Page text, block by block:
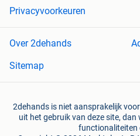
Privacyvoorkeuren
Over 2dehands
Sitemap
2dehands is niet aansprakelijk
uit het gebruik van deze site,
functionaliteiten